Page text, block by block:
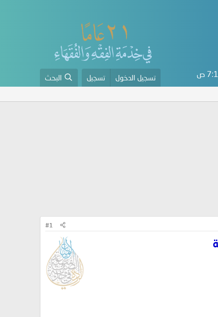
ص تسجيل الدخول تسجيل البحث
#1